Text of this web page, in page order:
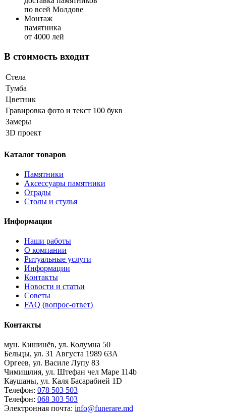
по всей Молдове
Монтаж
памятника
от 4000 лей
В стоимость входит
Стела
Тумба
Цветник
Гравировка фото и текст 100 букв
Замеры
3D проект
Каталог товаров
Памятники
Аксессуары памятники
Ограды
Столы и стулья
Информации
Наши работы
О компании
Ритуальные услуги
Информации
Контакты
Новости и статьи
Советы
FAQ (вопрос-ответ)
Контакты
мун. Кишинёв, ул. Колумна 50
Бельцы, ул. 31 Августа 1989 63А
Оргеев, ул. Василе Лупу 83
Чимишлия, ул. Штефан чел Маре 114b
Каушаны, ул. Каля Басарабией 1D
Телефон: 078 503 503
Телефон: 068 303 503
Электронная почта: info@funerare.md